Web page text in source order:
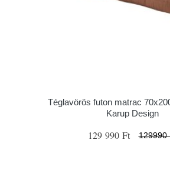
Téglavörös futon matrac
Karup Design
129 990 Ft 129990